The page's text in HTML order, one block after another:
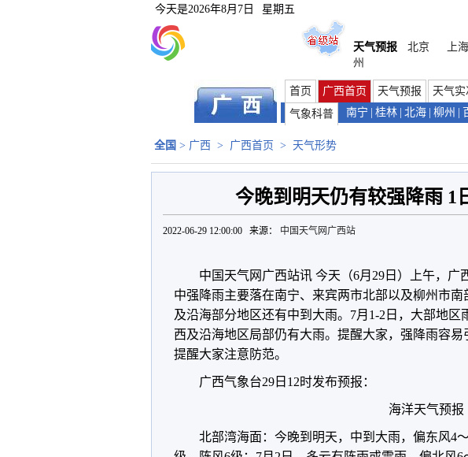
今天是2026年8月7日 星期五
天气预报
北京 上海
州
首页 广西首页 天气预报 天气实
气象科普
南宁 桂林 北海 柳州
全国 > 广西 > 广西首页 > 天气形势
今晚到明天仍有较强降雨 1
2022-06-29 12:00:00 来源： 中国天气网广西站
中国天气网广西站讯 今天（6月29日）上午，
中强降雨主要落在南宁、来宾两市北部以及柳州市
及沿海部分地区还有中到大雨。7月1-2日，大部地
西及沿海地区局部仍有大雨。提醒大家，强降雨容易
提醒大家注意防范。
广西气象台29日12时发布预报：
海洋天气预报
北部湾海面：今晚到明天，中到大雨，偏东风4